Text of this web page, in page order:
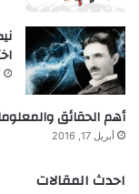
أهم الحقائق
أبريل 17, 2016
احدث المقالات